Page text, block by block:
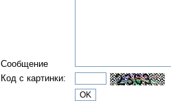
Сообщение
Код с картинки: